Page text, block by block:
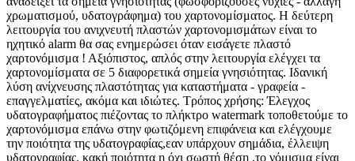
χρωματισμού, υδατογράφημα) του χαρτονομίσματος. Η δεύτερη
λειτουργία του ανιχνευτή πλαστών χαρτονομισμάτων είναι το
ηχητικό alarm θα σας ενημερώσει όταν εισάγετε πλαστό
χαρτονόμισμα ! Αξιόπιστος, απλός στην λειτουργία ελέγχει τα
χαρτονομίσματα σε 5 διαφορετικά σημεία γνησιότητας. Ιδανική
λύση ανίχνευσης πλαστότητας για καταστήματα - γραφεία -
επαγγελματίες, ακόμα και ιδιώτες. Τρόπος χρήσης: Έλεγχος
υδατογραφήματος πιέζοντας το πλήκτρο watermark τοποθετούμε το
χαρτονόμισμα επάνω στην φωτιζόμενη επιφάνεια και ελέγχουμε
την ποιότητα της υδατογραφίας,εαν υπάρχουν σημάδια, έλλειψη
υδατογραφίας, κακή ποιότητα η όχι σωστή θέση ,το νόμισμα είναι